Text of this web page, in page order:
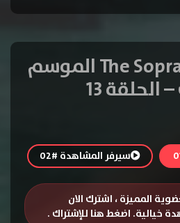
مسلسل The Sopranos الموسم
الحلقة 13
سيرفر المشاهدة #02
المميزة ، اشترك الان
خيالية. اضغط هنا للإشتراك .